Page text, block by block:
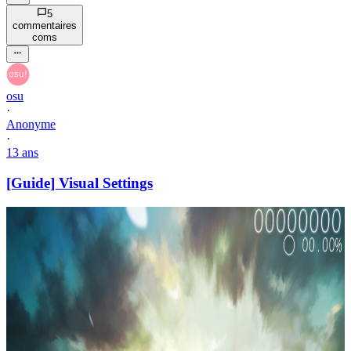
5
commentaires
coms
osu
·
Anonyme
·
13 ans
[Guide] Visual Settings